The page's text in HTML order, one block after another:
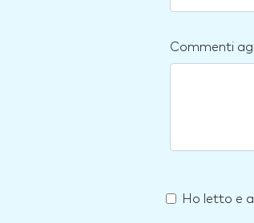
Commenti
Ho letto e